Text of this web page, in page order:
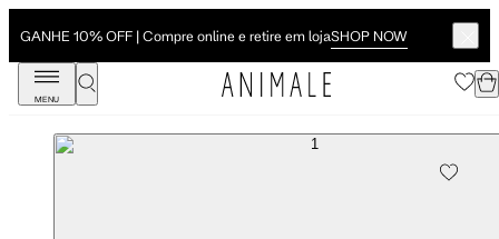
GANHE 10% OFF | Compre online e retire em lojaSHOP NOW
MENU